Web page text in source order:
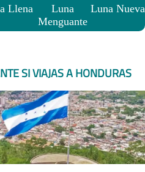
Llena
Luna
Menguante
Luna Nueva
SI VIAJAS A HONDURAS